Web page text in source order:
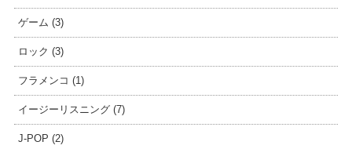
ゲーム (3)
ロック (3)
フラメンコ (1)
イージーリスニング (7)
J-POP (2)